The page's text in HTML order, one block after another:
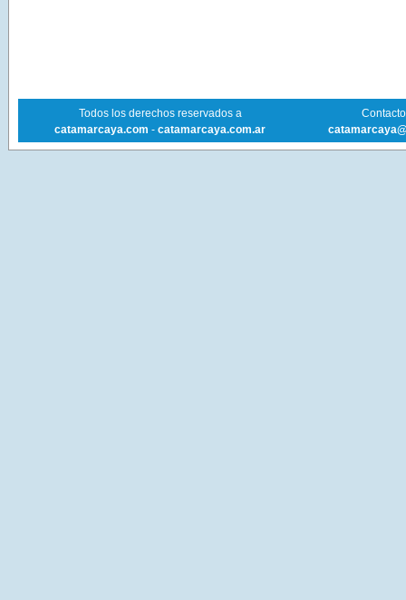
Todos los derechos reservados a
catamarcaya.com - catamarcaya.com.ar